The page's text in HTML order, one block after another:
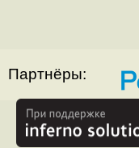
Партнёры: